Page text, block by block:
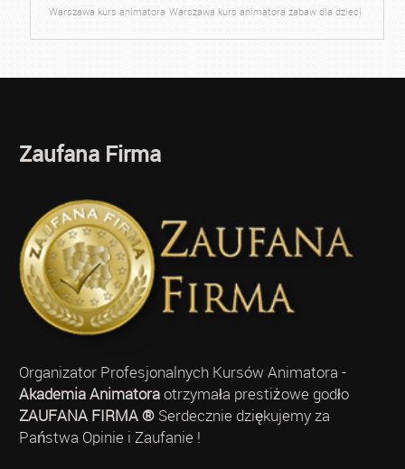
Warszawa kurs animatora Warszawa kurs animatora zabaw dla dzieci
Zaufana Firma
Organizator Profesjonalnych Kursów Animatora -
Akademia Animatoraotrzymała prestiżowe godło
ZAUFANA FIRMA ®Serdecznie dziękujemy za
Państwa Opinie i Zaufanie !